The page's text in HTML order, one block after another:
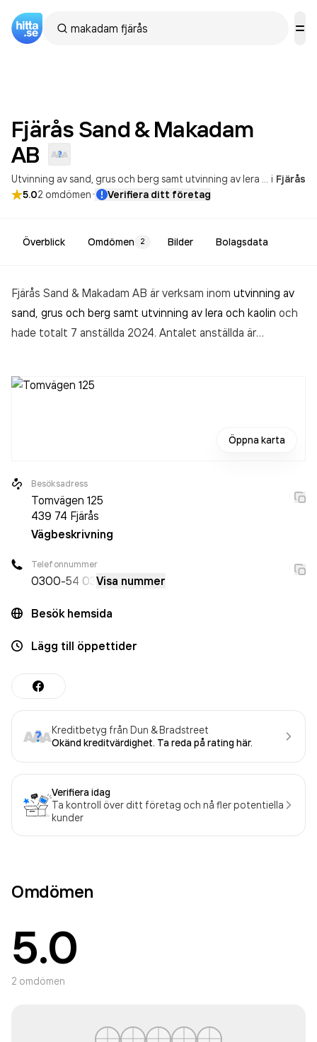
Fjärås Sand & Makadam
AB
i Fjärås
5.02 omdömen· Verifiera ditt företag
Överblick Omdömen 2 Bilder Bolagsdata
Fjärås Sand & Makadam AB är verksam inom utvinning av
sand, grus och berg samt utvinning av lera och kaolin och
hade totalt 7 anställda 2024. Antalet anställda är
omsatte 20 965 000,00 kr
Öppna karta
Besöksadress
Tomvägen 125
439 74 Fjärås
Vägbeskrivning
Telefonnummer
0300-54 03 Visa nummer
Besök hemsida
Lägg till öppettider
Kreditbetyg från Dun & Bradstreet
Okänd kreditvärdighet. Ta reda på rating här.
Verifiera idag
Ta kontroll över ditt företag och nå fler potentiella
kunder
Omdömen
5.0
2 omdömen